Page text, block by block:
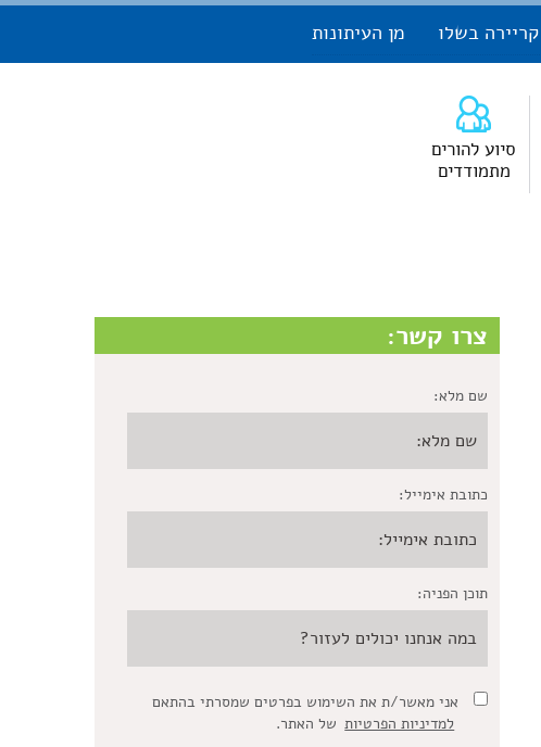
קריירה בשלו מן העיתונות
סיוע להורים
מתמודדים
צרו קשר:
שם מלא:
כתובת אימייל:
תוכן הפניה:
אני מאשר/ת את השימוש בפרטים שמסרתי בהתאם
למדיניות הפרטיות